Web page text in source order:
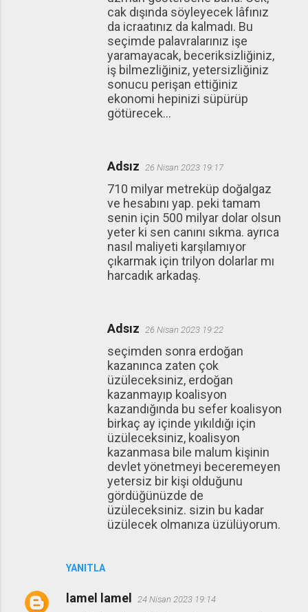
YANITLA
cak dışında söyleyecek lâfınız
da icraatınız da kalmadı. Bu
seçimde palavralarınız işe
yaramayacak, beceriksizliğiniz,
iş bilmezliğiniz, yetersizliğiniz
sonucu perişan ettiğiniz
ekonomi hepinizi süpürüp
götürecek...
Adsız 26 Nisan 2023 19:17
710 milyar metreküp doğalgaz
ve hesabını yap. peki tamam
senin için 500 milyar dolar olsun
yeter ki sen canını sıkma. ayrıca
nasıl maliyeti karşılamıyor
çıkarmak için trilyon dolarlar mı
harcadık arkadaş.
Adsız 26 Nisan 2023 19:22
seçimden sonra erdoğan
kazanınca zaten çok
üzüleceksiniz, erdoğan
kazanmayıp koalisyon
kazandığında bu sefer koalisyon
birkaç ay içinde yıkıldığı için
üzüleceksiniz, koalisyon
kazanmasa bile malum kişinin
devlet yönetmeyi beceremeyen
yetersiz bir kişi olduğunu
gördüğünüzde de
üzüleceksiniz. sizin bu kadar
üzülecek olmanıza üzülüyorum.
lamel lamel 24 Nisan 2023 19:14